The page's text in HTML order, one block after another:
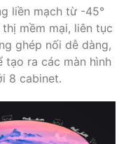
liền mạch từ -45°
mềm mại, liên tục
ghép nối dễ dàng,
tạo ra các màn hình
8 cabinet.